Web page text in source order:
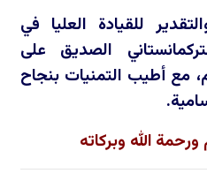
للقيادة العليا في
الصديق على
مع أطيب التمنيات بنجاح
الله وبركاته